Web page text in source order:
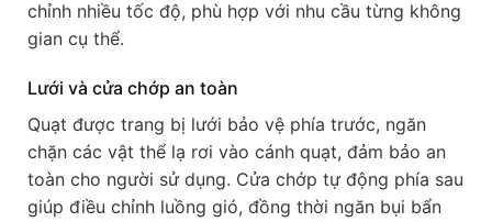
chỉnh nhiều tốc độ, phù hợp với nhu cầu từng không
gian cụ thể.
Lưới và cửa chớp an toàn
Quạt được trang bị lưới bảo vệ phía trước, ngăn
chặn các vật thể lạ rơi vào cánh quạt, đảm bảo an
toàn cho người sử dụng. Cửa chớp tự động phía sau
giúp điều chỉnh luồng gió, đồng thời ngăn bụi bẩn